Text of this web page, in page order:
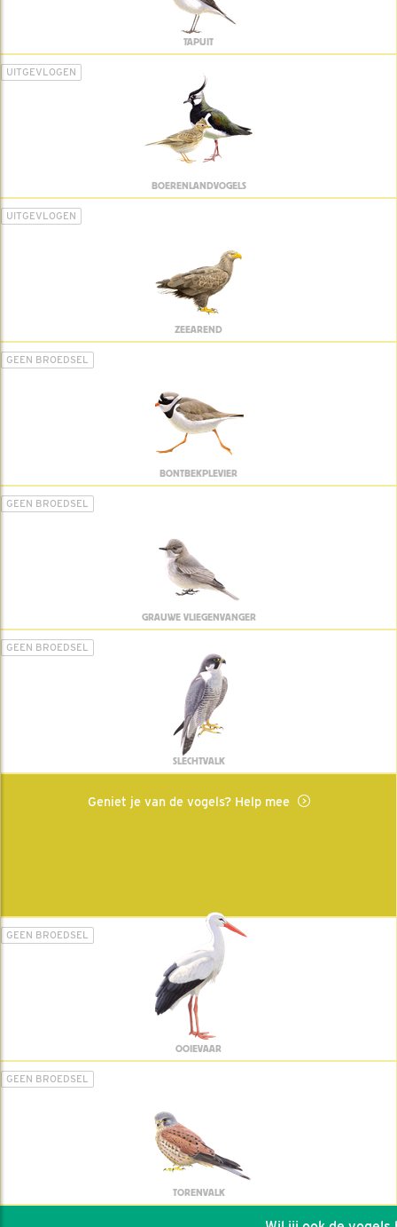
TAPUIT
UITGEVLOGEN
BOERENLANDVOGELS
UITGEVLOGEN
ZEEAREND
GEEN BROEDSEL
BONTBEKPLEVIER
GEEN BROEDSEL
GRAUWE VLIEGENVANGER
GEEN BROEDSEL
SLECHTVALK
Geniet je van de vogels? Help mee
GEEN BROEDSEL
OOIEVAAR
GEEN BROEDSEL
TORENVALK